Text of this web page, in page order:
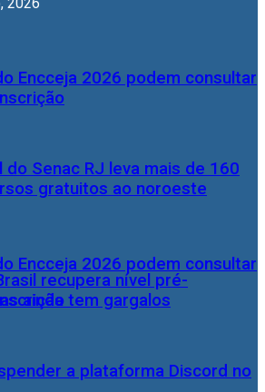
Encceja 2026 podem consultar
Encceja 2026 podem consultar
do Senac RJ leva mais de 160
gratuitos ao noroeste
recupera nível pré-
ainda tem gargalos
a plataforma Discord no